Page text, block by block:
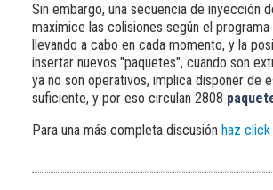
Sin embargo, una secuencia de inyección
maximice las colisiones según el
llevando a cabo en cada momento, y la
insertar nuevos "paquetes", cuando son
ya no son operativos, implica disponer de
suficiente, y por eso circulan 2808
Para una más completa discusión haz click